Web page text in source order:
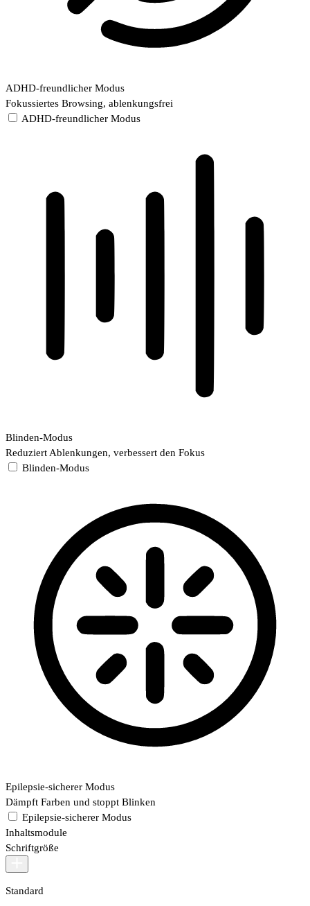
ADHD-freundlicher Modus
Fokussiertes Browsing, ablenkungsfrei
ADHD-freundlicher Modus
Blinden-Modus
Reduziert Ablenkungen, verbessert den Fokus
Blinden-Modus
Epilepsie-sicherer Modus
Dämpft Farben und stoppt Blinken
Epilepsie-sicherer Modus
Inhaltsmodule
Schriftgröße
Standard